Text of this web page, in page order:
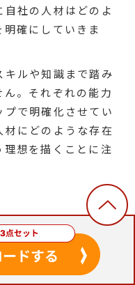
社の人材はどのよ
確にしていきま
キルや知識まで踏み
。それぞれの能力
で明確化させてい
にどのような存在
想を描くことに注
れる能力要件を
材像」に求められ